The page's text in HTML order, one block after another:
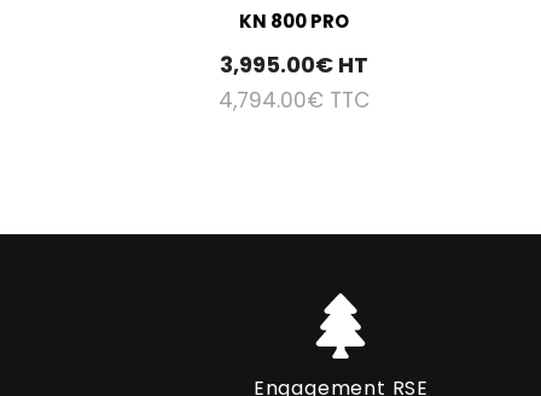
KN 800 PRO
3,995.00€HT
4,794.00€ TTC
Engagement RSE